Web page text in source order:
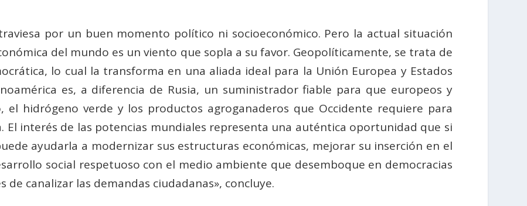
por un buen momento político ni socioeconómico. Pero la actual situación
del mundo es un viento que sopla a su favor. Geopolíticamente, se trata de
lo cual la transforma en una aliada ideal para la Unión Europea y Estados
es, a diferencia de Rusia, un suministrador fiable para que europeos y
el hidrógeno verde y los productos agroganaderos que Occidente requiere para
El interés de las potencias mundiales representa una auténtica oportunidad que si
ayudarla a modernizar sus estructuras económicas, mejorar su inserción en el
social respetuoso con el medio ambiente que desemboque en democracias
de canalizar las demandas ciudadanas», concluye.